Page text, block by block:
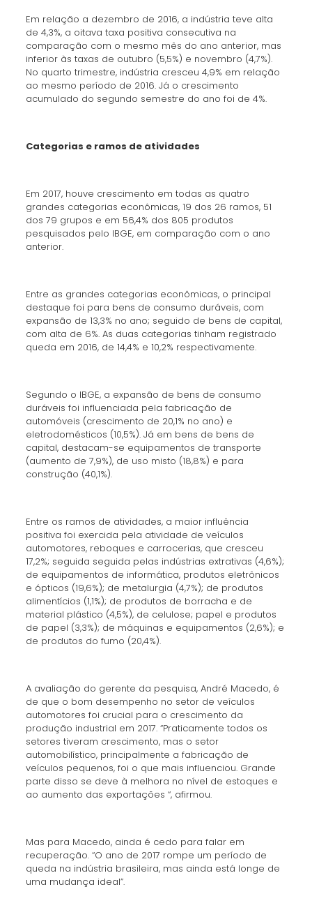
Em relação a dezembro de 2016, a indústria teve alta
de 4,3%, a oitava taxa positiva consecutiva na
comparação com o mesmo mês do ano anterior, mas
inferior às taxas de outubro (5,5%) e novembro (4,7%).
No quarto trimestre, indústria cresceu 4,9% em relação
ao mesmo período de 2016. Já o crescimento
acumulado do segundo semestre do ano foi de 4%.
Categorias e ramos de atividades
Em 2017, houve crescimento em todas as quatro
grandes categorias econômicas, 19 dos 26 ramos, 51
dos 79 grupos e em 56,4% dos 805 produtos
pesquisados pelo IBGE, em comparação com o ano
anterior.
Entre as grandes categorias econômicas, o principal
destaque foi para bens de consumo duráveis, com
expansão de 13,3% no ano; seguido de bens de capital,
com alta de 6%. As duas categorias tinham registrado
queda em 2016, de 14,4% e 10,2% respectivamente.
Segundo o IBGE, a expansão de bens de consumo
duráveis foi influenciada pela fabricação de
automóveis (crescimento de 20,1% no ano) e
eletrodomésticos (10,5%). Já em bens de bens de
capital, destacam-se equipamentos de transporte
(aumento de 7,9%), de uso misto (18,8%) e para
construção (40,1%).
Entre os ramos de atividades, a maior influência
positiva foi exercida pela atividade de veículos
automotores, reboques e carrocerias, que cresceu
17,2%; seguida seguida pelas indústrias extrativas (4,6%);
de equipamentos de informática, produtos eletrônicos
e ópticos (19,6%); de metalurgia (4,7%); de produtos
alimentícios (1,1%); de produtos de borracha e de
material plástico (4,5%), de celulose; papel e produtos
de papel (3,3%); de máquinas e equipamentos (2,6%); e
de produtos do fumo (20,4%).
A avaliação do gerente da pesquisa, André Macedo, é
de que o bom desempenho no setor de veículos
automotores foi crucial para o crescimento da
produção industrial em 2017. “Praticamente todos os
setores tiveram crescimento, mas o setor
automobilístico, principalmente a fabricação de
veículos pequenos, foi o que mais influenciou. Grande
parte disso se deve à melhora no nível de estoques e
ao aumento das exportações “, afirmou.
Mas para Macedo, ainda é cedo para falar em
recuperação. “O ano de 2017 rompe um período de
queda na indústria brasileira, mas ainda está longe de
uma mudança ideal”.